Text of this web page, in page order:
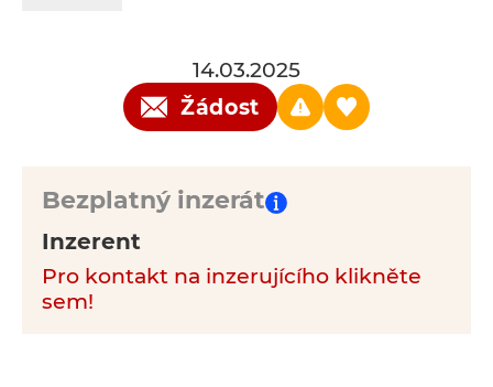
14.03.2025
Žádost
Bezplatný inzerát
Inzerent
Pro kontakt na inzerujícího klikněte
sem!